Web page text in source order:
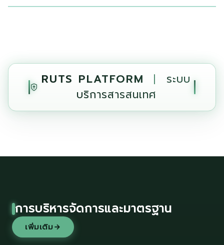
RUTS PLATFORM |
ระบบ
บริการสารสนเทศ
การบริหารจัดการและมาตรฐาน
เพิ่มเติม